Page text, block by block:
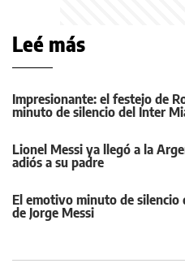
Leé más
Impresionante: el festejo de
minuto de silencio del Inter
Lionel Messi ya llegó a la
adiós a su padre
El emotivo minuto de silencio
de Jorge Messi